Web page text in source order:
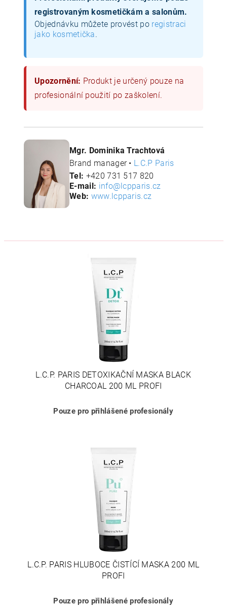
registrovaným kosmetičkám a salonům.
Objednávku můžete provést po registraci
jako kosmetička.
Upozornění: Produkt je určený pouze na
profesionální použití po zaškolení.
Mgr. Dominika Trachtová
Brand manager • L.C.P Paris
Tel: +420 731 517 820
E-mail: info@lcpparis.cz
Web: www.lcpparis.cz
L.C.P. PARIS DETOXIKAČNÍ MASKA BLACK
CHARCOAL 200 ML PROFI
Pouze pro přihlášené profesionály
L.C.P. PARIS HLUBOCE ČISTÍCÍ MASKA 200 ML
PROFI
Pouze pro přihlášené profesionály